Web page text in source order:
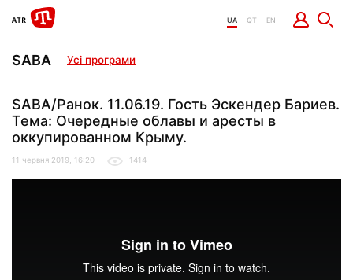
UA QT EN
SABA Усі програми
SABA/Ранок. 11.06.19. Гость Эскендер Бариев.
Тема: Очередные облавы и аресты в
оккупированном Крыму.
11 червня 2019, 16:20 1414